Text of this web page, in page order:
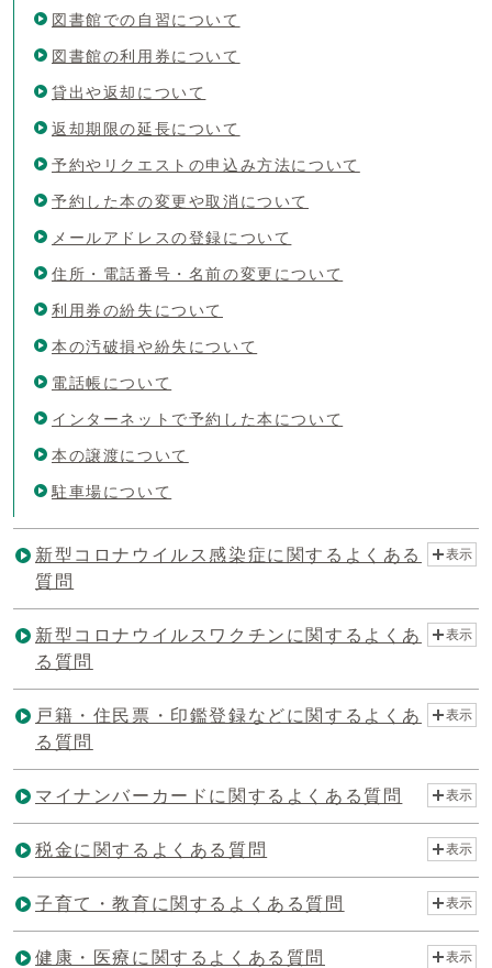
図書館での自習について
図書館の利用券について
貸出や返却について
返却期限の延長について
予約やリクエストの申込み方法について
予約した本の変更や取消について
メールアドレスの登録について
住所・電話番号・名前の変更について
利用券の紛失について
本の汚破損や紛失について
電話帳について
インターネットで予約した本について
本の譲渡について
駐車場について
新型コロナウイルス感染症に関するよくある
質問
表示
新型コロナウイルスワクチンに関するよくあ
る質問
表示
戸籍・住民票・印鑑登録などに関するよくあ
る質問
表示
マイナンバーカードに関するよくある質問 表示
税金に関するよくある質問 表示
子育て・教育に関するよくある質問 表示
健康・医療に関するよくある質問 表示